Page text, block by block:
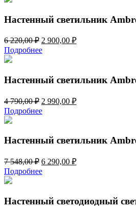
Настенный светильник
6 220,00₽ Первоначальная
цена
составляла
220,00 ₽.
2 900,00 ₽Текущая
Подробнее
Настенный светильник
4 790,00₽ Первоначальная
цена
составляла
790,00 ₽.
2 990,00 ₽Текущая
Подробнее
Настенный светильник
7 548,00₽ Первоначальная
цена
составляла
548,00 ₽.
6 290,00 ₽Текущая
Подробнее
Настенный светодиодный